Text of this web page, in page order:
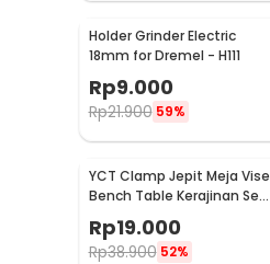
Holder Grinder Electric
18mm for Dremel - H111
Rp9.000
Rp21.900 59%
YCT Clamp Jepit Meja Vise
Bench Table Kerajinan Seni
Rp19.000
Rp38.900 52%